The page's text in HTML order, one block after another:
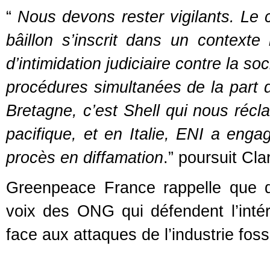
“ Nous devons rester vigilants. Le
bâillon s’inscrit dans un
d’intimidation judiciaire contre la
procédures simultanées de la part
Bretagne, c’est Shell qui nous
pacifique, et en Italie, ENI a
procès en diffamation.” poursuit
Greenpeace France rappelle que
voix des ONG qui défendent
face aux attaques de l’industrie